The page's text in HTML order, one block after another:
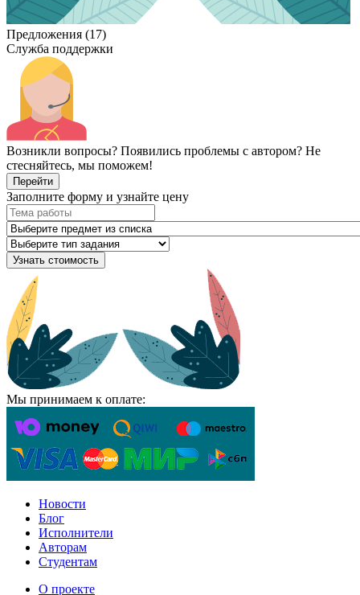
Предложения (17)
Служба поддержки
Возникли вопросы? Появились проблемы с автором? Не
стесняйтесь, мы поможем!
Перейти
Заполните форму и узнайте цену
Узнать стоимость
Мы принимаем к оплате:
Новости
Блог
Исполнители
Авторам
Студентам
О проекте